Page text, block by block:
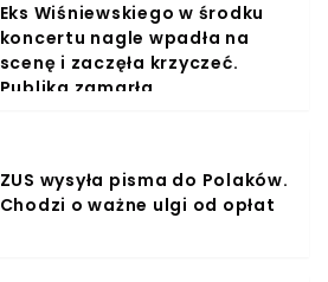
Eks Wiśniewskiego w środku
koncertu nagle wpadła na
scenę i zaczęła krzyczeć.
Publika zamarła
ZUS wysyła pisma do Polaków.
Chodzi o ważne ulgi od opłat